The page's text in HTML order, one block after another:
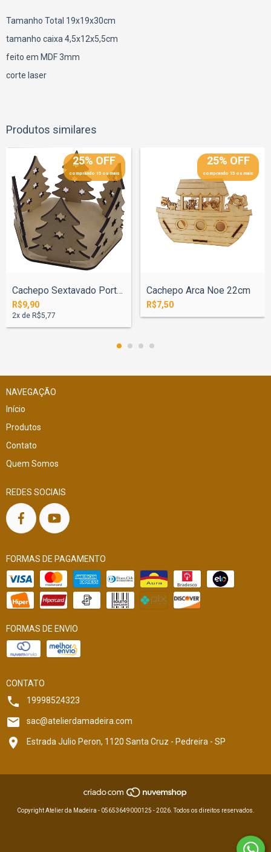
Tamanho Total 19x19x30cm
tamanho caixa 4,5x12x5,5cm
feito em MDF 3mm
corte laser
Produtos similares
25% OFF
comprando 15 ou mais
Cachepo Sextavado Porta Panetone Arvore...
R$9,90
2x de R$5,77
25% OFF
comprando 15 ou mais
Cachepo Arca Noe 22cm
R$7,50
NAVEGAÇÃO
Início
Produtos
Contato
Quem Somos
REDES SOCIAIS
FORMAS DE PAGAMENTO
FORMAS DE ENVIO
CONTATO
19998524323
sac@atelierdamadeira.com
Estrada Julio Peron, 1120 Santa Cruz - Pedreira - SP
Copyright Atelier da Madeira - 05653649000125 - 2026. Todos os direitos reservados.